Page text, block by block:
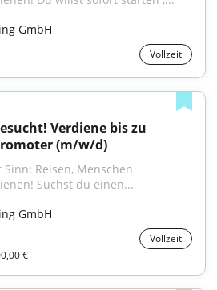
GmbH
Vollzeit
Verdiene bis zu
(m/w/d)
Reisen, Menschen
Suchst du einen...
GmbH
Vollzeit
€